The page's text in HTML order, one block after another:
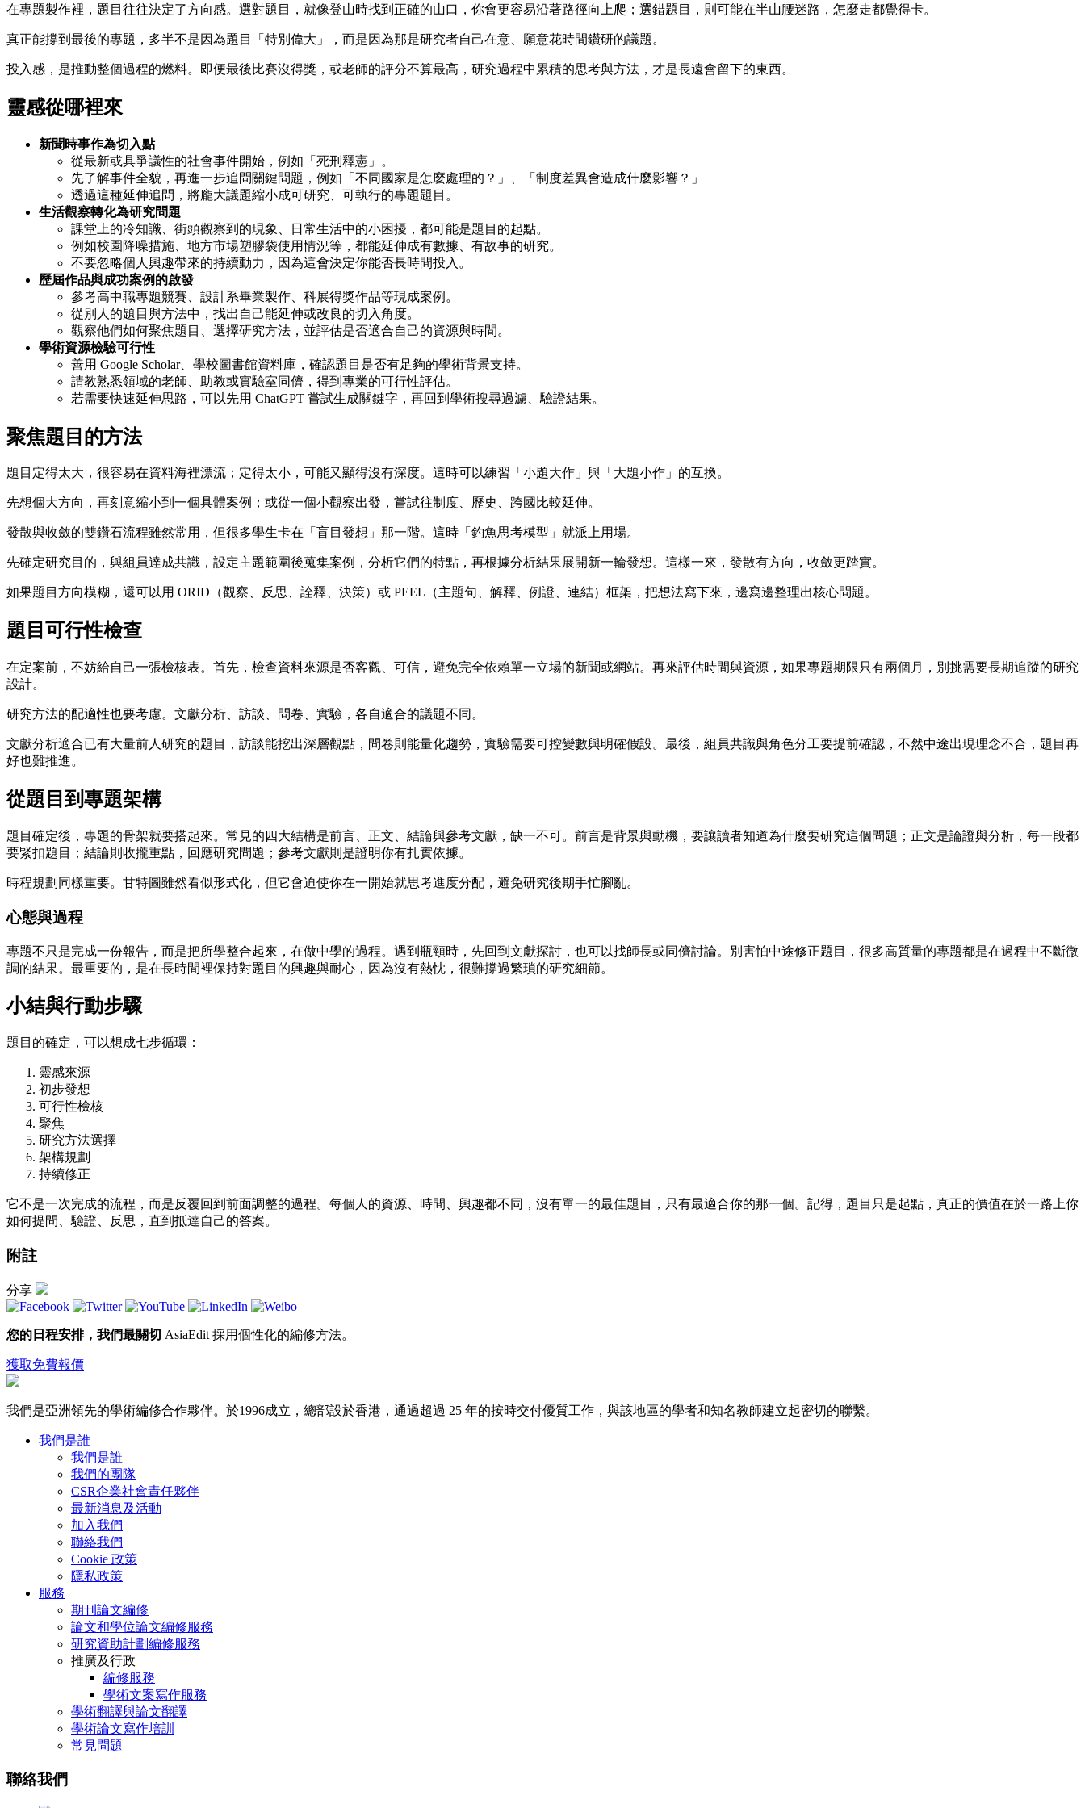
在專題製作裡，題目往往決定了方向感。選對題目，就像登山時找到正確的山口，你會更容易沿著路徑向上爬；選錯題目，則可能在半山腰迷路，怎麼走都覺得卡。
真正能撐到最後的專題，多半不是因為題目「特別偉大」，而是因為那是研究者自己在意、願意花時間鑽研的議題。
投入感，是推動整個過程的燃料。即便最後比賽沒得獎，或老師的評分不算最高，研究過程中累積的思考與方法，才是長遠會留下的東西。
靈感從哪裡來
新聞時事作為切入點
從最新或具爭議性的社會事件開始，例如「死刑釋憲」。
先了解事件全貌，再進一步追問關鍵問題，例如「不同國家是怎麼處理的？」、「制度差異會造成什麼影響？」
透過這種延伸追問，將龐大議題縮小成可研究、可執行的專題題目。
生活觀察轉化為研究問題
課堂上的冷知識、街頭觀察到的現象、日常生活中的小困擾，都可能是題目的起點。
例如校園降噪措施、地方市場塑膠袋使用情況等，都能延伸成有數據、有故事的研究。
不要忽略個人興趣帶來的持續動力，因為這會決定你能否長時間投入。
歷屆作品與成功案例的啟發
參考高中職專題競賽、設計系畢業製作、科展得獎作品等現成案例。
從別人的題目與方法中，找出自己能延伸或改良的切入角度。
觀察他們如何聚焦題目、選擇研究方法，並評估是否適合自己的資源與時間。
學術資源檢驗可行性
善用 Google Scholar、學校圖書館資料庫，確認題目是否有足夠的學術背景支持。
請教熟悉領域的老師、助教或實驗室同儕，得到專業的可行性評估。
若需要快速延伸思路，可以先用 ChatGPT 嘗試生成關鍵字，再回到學術搜尋過濾、驗證結果。
聚焦題目的方法
題目定得太大，很容易在資料海裡漂流；定得太小，可能又顯得沒有深度。這時可以練習「小題大作」與「大題小作」的互換。
先想個大方向，再刻意縮小到一個具體案例；或從一個小觀察出發，嘗試往制度、歷史、跨國比較延伸。
發散與收斂的雙鑽石流程雖然常用，但很多學生卡在「盲目發想」那一階。這時「釣魚思考模型」就派上用場。
先確定研究目的，與組員達成共識，設定主題範圍後蒐集案例，分析它們的特點，再根據分析結果展開新一輪發想。這樣一來，發散有方向，收斂更踏實。
如果題目方向模糊，還可以用 ORID（觀察、反思、詮釋、決策）或 PEEL（主題句、解釋、例證、連結）框架，把想法寫下來，邊寫邊整理出核心問題。
題目可行性檢查
在定案前，不妨給自己一張檢核表。首先，檢查資料來源是否客觀、可信，避免完全依賴單一立場的新聞或網站。再來評估時間與資源，如果專題期限只有兩個月，別挑需要長期追蹤的研究
設計。
研究方法的配適性也要考慮。文獻分析、訪談、問卷、實驗，各自適合的議題不同。
文獻分析適合已有大量前人研究的題目，訪談能挖出深層觀點，問卷則能量化趨勢，實驗需要可控變數與明確假設。最後，組員共識與角色分工要提前確認，不然中途出現理念不合，題目再
好也難推進。
從題目到專題架構
題目確定後，專題的骨架就要搭起來。常見的四大結構是前言、正文、結論與參考文獻，缺一不可。前言是背景與動機，要讓讀者知道為什麼要研究這個問題；正文是論證與分析，每一段都
要緊扣題目；結論則收攏重點，回應研究問題；參考文獻則是證明你有扎實依據。
時程規劃同樣重要。甘特圖雖然看似形式化，但它會迫使你在一開始就思考進度分配，避免研究後期手忙腳亂。
心態與過程
專題不只是完成一份報告，而是把所學整合起來，在做中學的過程。遇到瓶頸時，先回到文獻探討，也可以找師長或同儕討論。別害怕中途修正題目，很多高質量的專題都是在過程中不斷微
調的結果。最重要的，是在長時間裡保持對題目的興趣與耐心，因為沒有熱忱，很難撐過繁瑣的研究細節。
小結與行動步驟
題目的確定，可以想成七步循環：
靈感來源
初步發想
可行性檢核
聚焦
研究方法選擇
架構規劃
持續修正
它不是一次完成的流程，而是反覆回到前面調整的過程。每個人的資源、時間、興趣都不同，沒有單一的最佳題目，只有最適合你的那一個。記得，題目只是起點，真正的價值在於一路上你
如何提問、驗證、反思，直到抵達自己的答案。
附註
分享
您的日程安排，我們最關切 AsiaEdit 採用個性化的編修方法。
獲取免費報價
我們是亞洲領先的學術編修合作夥伴。於1996成立，總部設於香港，通過超過 25 年的按時交付優質工作，與該地區的學者和知名教師建立起密切的聯繫。
我們是誰
我們是誰
我們的團隊
CSR企業社會責任夥伴
最新消息及活動
加入我們
聯絡我們
Cookie 政策
隱私政策
服務
期刊論文編修
論文和學位論文編修服務
研究資助計劃編修服務
推廣及行政
編修服務
學術文案寫作服務
學術翻譯與論文翻譯
學術論文寫作培訓
常見問題
聯絡我們